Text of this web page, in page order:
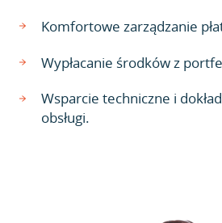
Komfortowe zarządzanie
Wypłacanie środków z
Wsparcie techniczne i
obsługi.